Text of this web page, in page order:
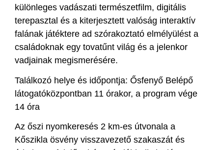
különleges vadászati természetfilm, digitális
terepasztal és a kiterjesztett valóság interaktív
falának játéktere ad szórakoztató elmélyülést a
családoknak egy tovatűnt világ és a jelenkor
vadjainak megismerésére.
Találkozó helye és időpontja: Ősfenyő Belépő
látogatóközpontban 11 órakor, a program vége
14 óra
Az őszi nyomkeresés 2 km-es útvonala a
Kőszikla ösvény visszavezető szakaszát és